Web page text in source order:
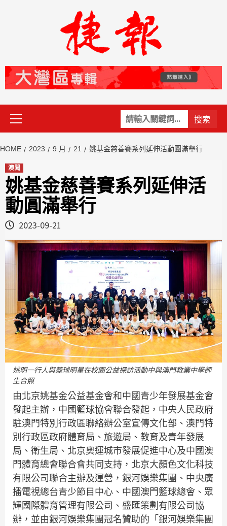
關
鍵
Primary
Menu
HOME 2023 9 月 21 姚基金慈善賽系列延伸活動圓滿舉行
澳聞
姚基金慈善賽系列延伸活
動圓滿舉行
2023-09-21
姚明一行人與籃球明星在校園公益探訪活動中與澳門教業中學師
生合照
由北京姚基金公益基金會和中國青少年發展基金會
發起主辦，中國籃球協會聯合發起，中央人民政府
駐澳門特別行政區聯絡辦公室宣傳文化部、澳門特
別行政區政府體育局、旅遊局、教育及青年發展
局、衛生局、北京奧運城市發展促進中心及中國澳
門體育總會聯合會共同支持，北京大顏色文化科技
有限公司聯合主辦及運營，銀河娛樂集團、中央廣
播電視總台青少節目中心、中國澳門籃球總會、眾
輝國際體育管理有限公司、盛匯策劃有限公司協
辦，並由銀河娛樂集團冠名贊助的「銀河娛樂集團